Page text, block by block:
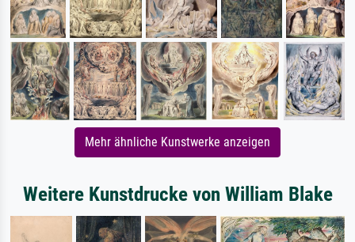
Mehr ähnliche Kunstwerke anzeigen
Weitere Kunstdrucke von William Blake